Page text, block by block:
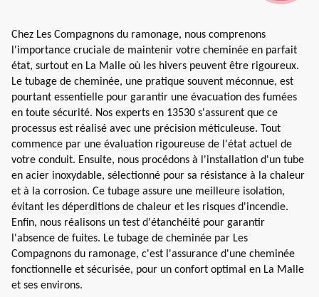
Chez Les Compagnons du ramonage, nous comprenons
l'importance cruciale de maintenir votre cheminée en parfait
état, surtout en La Malle où les hivers peuvent être rigoureux.
Le tubage de cheminée, une pratique souvent méconnue, est
pourtant essentielle pour garantir une évacuation des fumées
en toute sécurité. Nos experts en 13530 s'assurent que ce
processus est réalisé avec une précision méticuleuse. Tout
commence par une évaluation rigoureuse de l'état actuel de
votre conduit. Ensuite, nous procédons à l'installation d'un tube
en acier inoxydable, sélectionné pour sa résistance à la chaleur
et à la corrosion. Ce tubage assure une meilleure isolation,
évitant les déperditions de chaleur et les risques d'incendie.
Enfin, nous réalisons un test d'étanchéité pour garantir
l'absence de fuites. Le tubage de cheminée par Les
Compagnons du ramonage, c'est l'assurance d'une cheminée
fonctionnelle et sécurisée, pour un confort optimal en La Malle
et ses environs.